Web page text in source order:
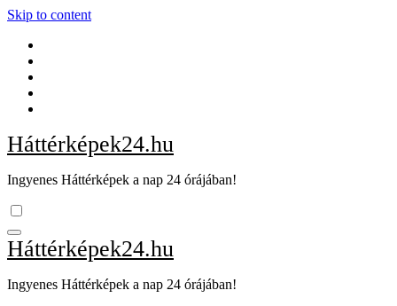
Skip to content
Háttérképek24.hu
Ingyenes Háttérképek a nap 24 órájában!
Háttérképek24.hu
Ingyenes Háttérképek a nap 24 órájában!